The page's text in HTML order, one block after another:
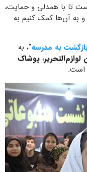
تا با همدلی و حمایت،
به آن‌ها کمک کنیم به
به مدرسه“، به
لوازم‌التحریر، پوشاک
است.